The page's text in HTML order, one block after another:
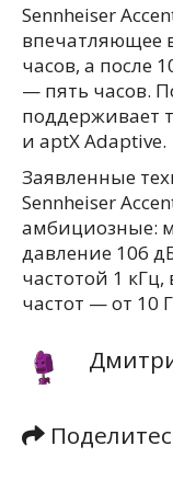
Sennheiser
впечатляющее
часов, а после
— пять часов.
поддерживает
и aptX Adaptive.
Заявленные
Sennheiser
амбициозные:
давление 106
частотой 1
частот — от 10